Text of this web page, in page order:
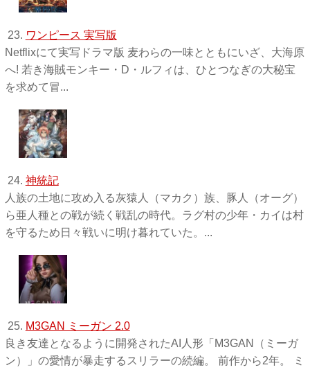
23. ワンピース 実写版
Netflixにて実写ドラマ版 麦わらの一味とともにいざ、大海原
へ! 若き海賊モンキー・D・ルフィは、ひとつなぎの大秘宝
を求めて冒...
24. 神統記
人族の土地に攻め入る灰猿人（マカク）族、豚人（オーグ）
ら亜人種との戦が続く戦乱の時代。ラグ村の少年・カイは村
を守るため日々戦いに明け暮れていた。...
25. M3GAN ミーガン 2.0
良き友達となるように開発されたAI人形「M3GAN（ミーガ
ン）」の愛情が暴走するスリラーの続編。 前作から2年。 ミ